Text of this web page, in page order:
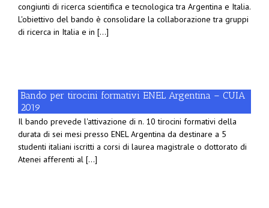
congiunti di ricerca scientifica e tecnologica tra Argentina e Italia.
L'obiettivo del bando è consolidare la collaborazione tra gruppi
di ricerca in Italia e in [...]
Bando per tirocini formativi ENEL Argentina – CUIA
2019
Il bando prevede l'attivazione di n. 10 tirocini formativi della
durata di sei mesi presso ENEL Argentina da destinare a 5
studenti italiani iscritti a corsi di laurea magistrale o dottorato di
Atenei afferenti al [...]